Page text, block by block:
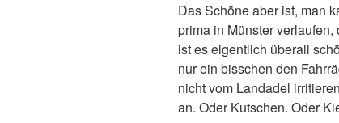
Das Schöne aber ist, man
prima in Münster
ist es eigentlich überall
nur ein bisschen den
nicht vom Landadel
an. Oder Kutschen. Oder